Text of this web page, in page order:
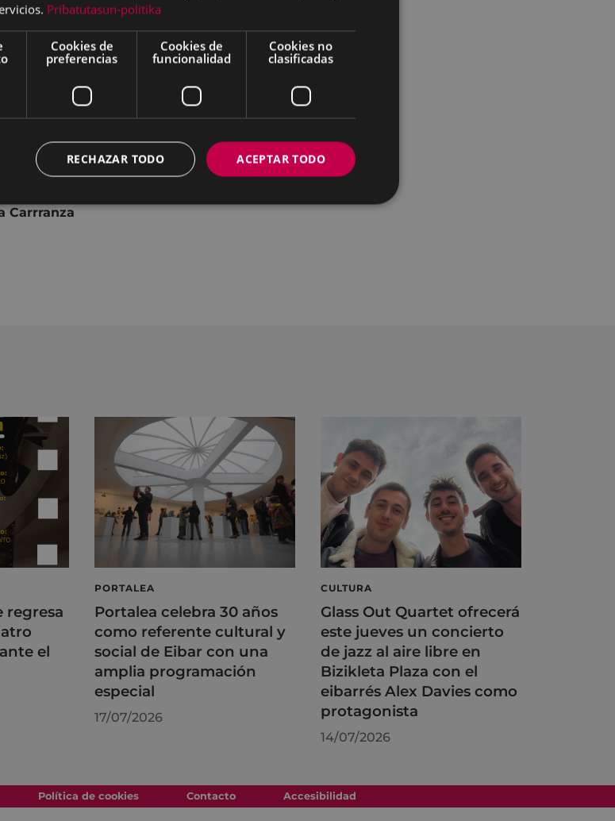
y Anna Solanas
Carrranza
regresa
el
PORTALEA
Portalea celebra 30 años
como referente cultural y
social de Eibar con una
amplia programación
especial
17/07/2026
CULTURA
Glass Out Quartet ofrecerá
este jueves un concierto
de jazz al aire libre en
Bizikleta Plaza con el
eibarrés Alex Davies como
protagonista
14/07/2026
Política de cookies Contacto Accesibilidad
Pribatutasun-politika
Cookies de
preferencias
Cookies de
funcionalidad
Cookies no
clasificadas
ACEPTAR TODO
RECHAZAR TODO